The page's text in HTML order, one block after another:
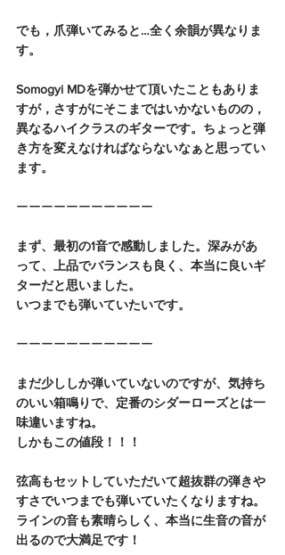
でも，爪弾いてみると…全く余韻が異なりま
す。
Somogyi MDを弾かせて頂いたこともありま
すが，さすがにそこまではいかないものの，
異なるハイクラスのギターです。ちょっと弾
き方を変えなければならないなぁと思ってい
ます。
ーーーーーーーーーーー
まず、最初の1音で感動しました。深みがあ
って、上品でバランスも良く、本当に良いギ
ターだと思いました。
いつまでも弾いていたいです。
ーーーーーーーーーーー
まだ少ししか弾いていないのですが、気持ち
のいい箱鳴りで、定番のシダーローズとは一
味違いますね。
しかもこの値段！！！
弦高もセットしていただいて超抜群の弾きや
すさでいつまでも弾いていたくなりますね。
ラインの音も素晴らしく、本当に生音の音が
出るので大満足です！